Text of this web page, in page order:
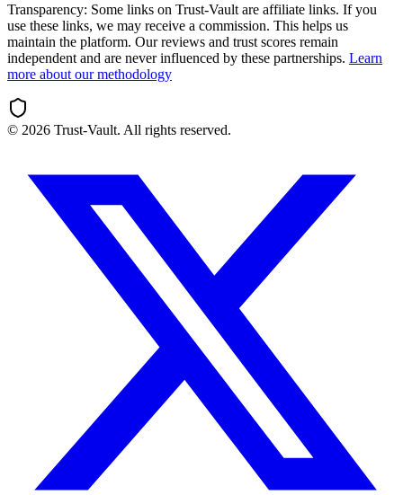
Transparency: Some links on Trust-Vault are affiliate links. If you
use these links, we may receive a commission. This helps us
maintain the platform. Our reviews and trust scores remain
independent and are never influenced by these partnerships. Learn
more about our methodology
© 2026 Trust-Vault. All rights reserved.